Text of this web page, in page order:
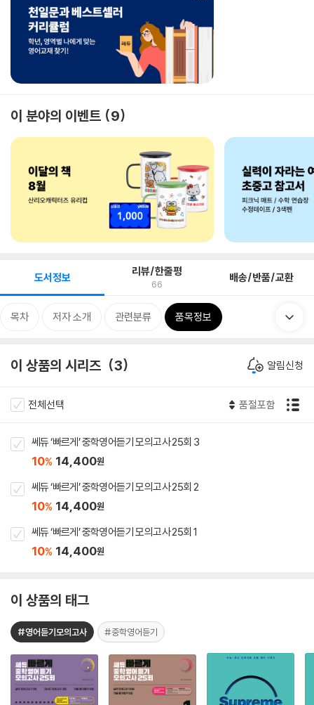
이 분야의 이벤트 9
도서정보 리뷰/한줄평
66 배송/반품/교환
목차 저자 소개 관련분류 품목정보
이 상품의 시리즈 3 알림신청
전체선택 품절포함
쎄듀 ‘빠르게’ 중학영어듣기 모의고사 25회 3
10% 14,400원
쎄듀 ‘빠르게’ 중학영어듣기 모의고사 25회 2
10% 14,400원
쎄듀 ‘빠르게’ 중학영어듣기 모의고사 25회 1
10% 14,400원
이 상품의 태그
#영어듣기모의고사 #중학영어듣기